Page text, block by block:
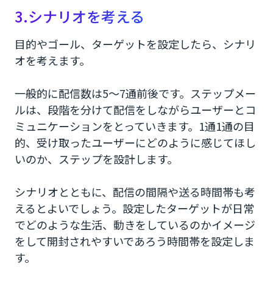
3.シナリオを考える
目的やゴール、ターゲットを設定したら、シナリ
オを考えます。
一般的に配信数は5〜7通前後です。ステップメー
ルは、段階を分けて配信をしながらユーザーとコ
ミュニケーションをとっていきます。1通1通の目
的、受け取ったユーザーにどのように感じてほし
いのか、ステップを設計します。
シナリオとともに、配信の間隔や送る時間帯も考
えるとよいでしょう。設定したターゲットが日常
でどのような生活、動きをしているのかイメージ
をして開封されやすいであろう時間帯を設定しま
す。